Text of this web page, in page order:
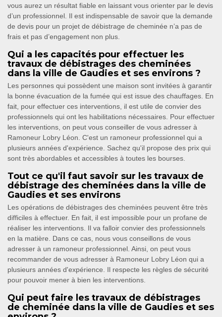
vous aurez un résultat fiable en laissant vous orienter par le devis
d’un professionnel. Il est indispensable de savoir que la demande
de devis pour un projet de débistrage de cheminée n’a pas de
frais et pas d’engagement non plus.
Qui a les capacités pour effectuer les
travaux de débistrages des cheminées
dans la ville de Gaudies et ses environs ?
Les personnes qui possèdent une maison sont invitées à garantir
la bonne évacuation de la fumée qui est issue des chauffages. En
fait, pour effectuer ces interventions, il est utile de convier des
professionnels qui ont les habilitations nécessaires. Pour effectuer
les interventions, on peut vous conseiller de vous adresser à
Ramoneur Lobry Léon. C'est un ramoneur professionnel qui a
plusieurs années d'expérience. Sachez qu'il propose des prix qui
sont très abordables et accessibles à toutes les bourses.
Tout ce qu'il faut savoir sur les travaux de
débistrage des cheminées dans la ville de
Gaudies et ses environs
Les opérations de débistrages des cheminées peuvent être très
difficiles à effectuer. En fait, il est impossible pour un profane de
réaliser les interventions. Il va falloir convier des professionnels
en la matière. Dans ce cas, nous vous conseillons de vous
adresser à un ramoneur professionnel. Ainsi, on peut vous
recommander de vous adresser à Ramoneur Lobry Léon qui a
plusieurs années d'expérience. Il respecte les règles de sécurité
pour pouvoir mener à bien les interventions.
Qui peut faire les travaux de débistrages
de cheminée dans la ville de Gaudies et ses